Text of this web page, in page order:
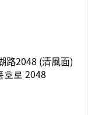
路2048 (清風面)
호로 2048